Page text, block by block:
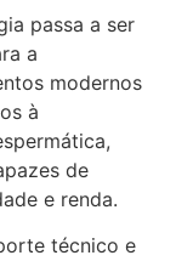
passa a ser
a
modernos
à
de
e renda.
técnico e